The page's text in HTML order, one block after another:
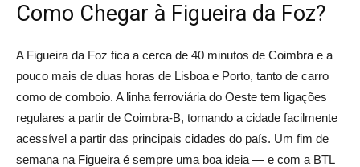
Como Chegar à Figueira da Foz?
A Figueira da Foz fica a cerca de 40 minutos de Coimbra e a
pouco mais de duas horas de Lisboa e Porto, tanto de carro
como de comboio. A linha ferroviária do Oeste tem ligações
regulares a partir de Coimbra-B, tornando a cidade facilmente
acessível a partir das principais cidades do país. Um fim de
semana na Figueira é sempre uma boa ideia — e com a BTL